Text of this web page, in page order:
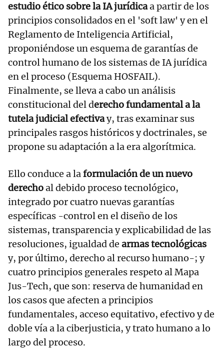
estudio ético sobre la IA jurídicaa partir de los
principios consolidados en el 'soft law' y en el
Reglamento de Inteligencia Artificial,
proponiéndose un esquema de garantías de
control humano de los sistemas de IA jurídica
en el proceso (Esquema HOSFAIL).
Finalmente, se lleva a cabo un análisis
constitucional del derecho fundamental a la
tutela judicial efectivay, tras examinar sus
principales rasgos históricos y doctrinales, se
propone su adaptación a la era algorítmica.
Ello conduce a laformulación de un nuevo
derechoal debido proceso tecnológico,
integrado por cuatro nuevas garantías
específicas -control en el diseño de los
sistemas, transparencia y explicabilidad de las
resoluciones, igualdad de armas tecnológicas
y, por último, derecho al recurso humano-; y
cuatro principios generales respeto al Mapa
Jus-Tech, que son: reserva de humanidad en
los casos que afecten a principios
fundamentales, acceso equitativo, efectivo y de
doble vía a la ciberjusticia, y trato humano a lo
largo del proceso.